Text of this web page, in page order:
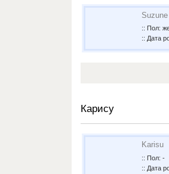
:: Пол:
:: Дата
Карису
Karisu
:: Пол: -
:: Дата